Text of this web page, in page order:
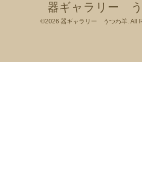
器ギャラリー
©2026 器ギャラリー うつわ羊. All